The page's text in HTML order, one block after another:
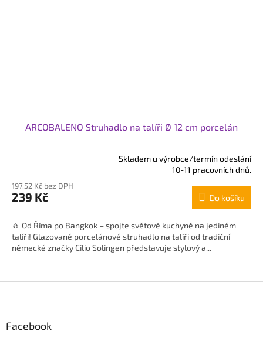
ARCOBALENO Struhadlo na talíři Ø 12 cm porcelán
produktu
je
5
hvězdiček.
Skladem u výrobce/termín odeslání
10-11 pracovních dnů.
197,52 Kč bez DPH
239 Kč Do košíku
🧄 Od Říma po Bangkok – spojte světové kuchyně na jediném
talíři! Glazované porcelánové struhadlo na talíři od tradiční
německé značky Cilio Solingen představuje stylový a...
p
aFacebook